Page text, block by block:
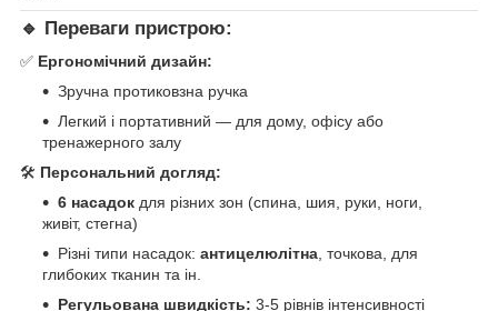
🔹 Переваги пристрою:
✅ Ергономічний дизайн:
Зручна протиковзна ручка
Легкий і портативний — для дому, офісу або
тренажерного залу
🛠 Персональний догляд:
6 насадок для різних зон (спина, шия, руки, ноги,
живіт, стегна)
Різні типи насадок: антицелюлітна, точкова, для
глибоких тканин та ін.
Регульована швидкість: 3-5 рівнів інтенсивності